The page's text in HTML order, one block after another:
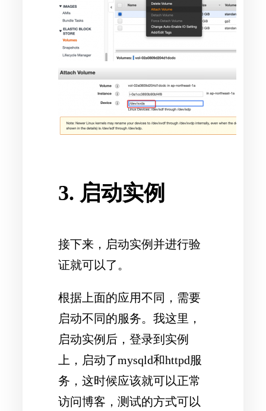
3. 启动实例
接下来，启动实例并进行验
证就可以了。
根据上面的应用不同，需要
启动不同的服务。我这里，
启动实例后，登录到实例
上，启动了mysqld和httpd服
务，这时候应该就可以正常
访问博客，测试的方式可以